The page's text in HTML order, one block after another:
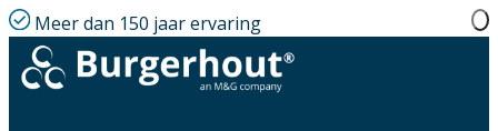
Meer dan 150 jaar ervaring